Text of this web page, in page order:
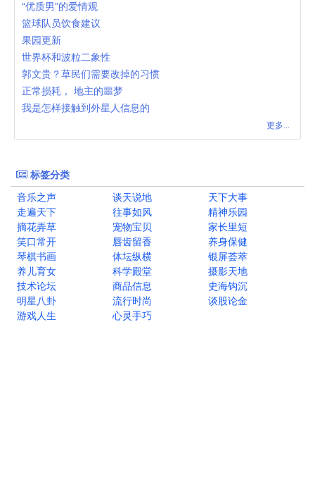
“优质男”的爱情观
篮球队员饮食建议
果园更新
世界杯和波粒二象性
郭文贵？草民们需要改掉的习惯
正常损耗， 地主的噩梦
我是怎样接触到外星人信息的
更多...
标签分类
音乐之声
谈天说地
天下大事
走遍天下
往事如风
精神乐园
摘花弄草
宠物宝贝
家长里短
笑口常开
唇齿留香
养身保健
琴棋书画
体坛纵横
银屏荟萃
养儿育女
科学殿堂
摄影天地
技术论坛
商品信息
史海钩沉
明星八卦
流行时尚
谈股论金
游戏人生
心灵手巧